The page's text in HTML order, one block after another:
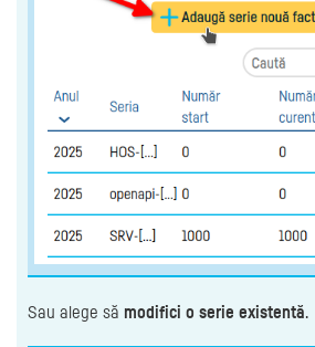
Sau alege să modifici o serie existentă.